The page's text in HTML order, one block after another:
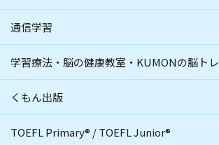
通信学習
学習療法・脳の健康教室・KUMONの脳トレ
くもん出版
TOEFL Primary® /TOEFL Junior®